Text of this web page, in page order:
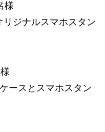
様
リジナルスマホスタン
ースとスマホスタン